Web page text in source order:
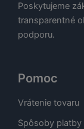
Poskytujeme
transparentné
podporu.
Pomoc
Vrátenie tovaru
Spôsoby platby